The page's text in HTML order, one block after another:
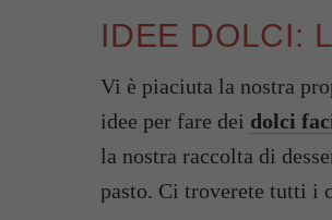
IDEE DOLCI:
Vi è piaciuta la nostra
idee per fare dei dolci
la nostra raccolta di
pasto. Ci troverete tutti i